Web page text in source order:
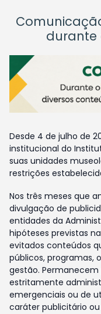
durante
Desde 4 de julho de
institucional do
suas unidades
restrições
Nos três meses que
divulgação de
entidades da
hipóteses previstas
evitados conteúdos
públicos, programas,
gestão.
estritamente
emergenciais ou de
caráter publicitário